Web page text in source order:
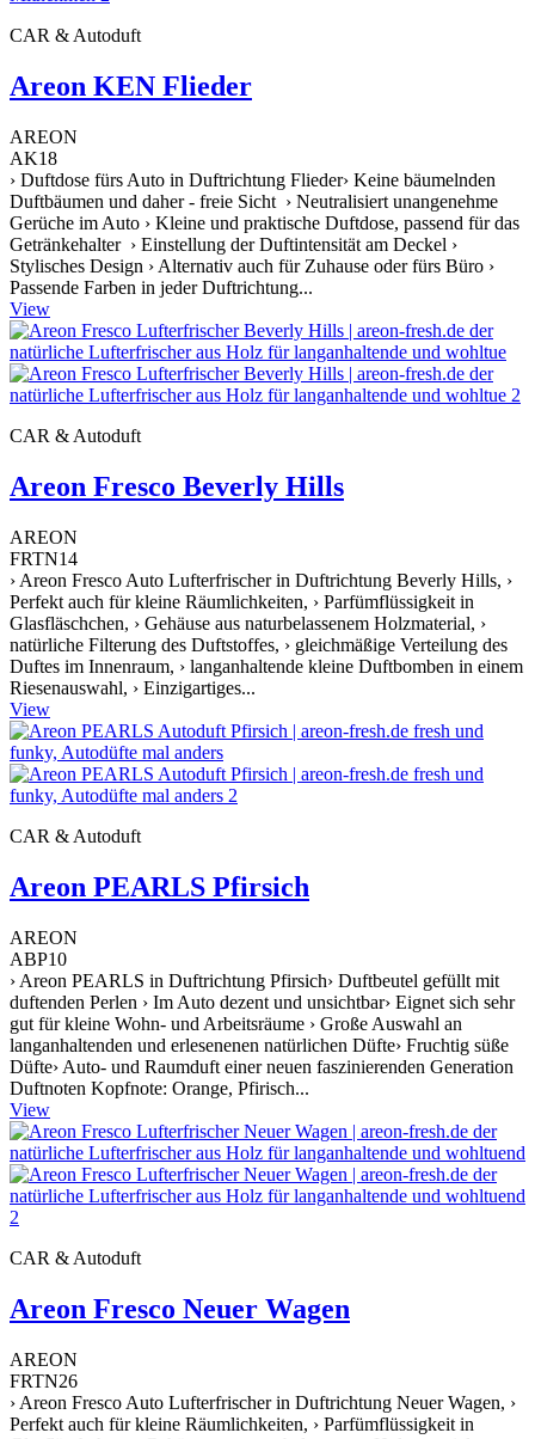
CAR & Autoduft
Areon KEN Flieder
AREON
AK18
› Duftdose fürs Auto in Duftrichtung Flieder› Keine bäumelnden
Duftbäumen und daher - freie Sicht › Neutralisiert unangenehme
Gerüche im Auto › Kleine und praktische Duftdose, passend für das
Getränkehalter › Einstellung der Duftintensität am Deckel ›
Stylisches Design › Alternativ auch für Zuhause oder fürs Büro ›
Passende Farben in jeder Duftrichtung...
View
CAR & Autoduft
Areon Fresco Beverly Hills
AREON
FRTN14
› Areon Fresco Auto Lufterfrischer in Duftrichtung Beverly Hills, ›
Perfekt auch für kleine Räumlichkeiten, › Parfümflüssigkeit in
Glasfläschchen, › Gehäuse aus naturbelassenem Holzmaterial, ›
natürliche Filterung des Duftstoffes, › gleichmäßige Verteilung des
Duftes im Innenraum, › langanhaltende kleine Duftbomben in einem
Riesenauswahl, › Einzigartiges...
View
CAR & Autoduft
Areon PEARLS Pfirsich
AREON
ABP10
› Areon PEARLS in Duftrichtung Pfirsich› Duftbeutel gefüllt mit
duftenden Perlen › Im Auto dezent und unsichtbar› Eignet sich sehr
gut für kleine Wohn- und Arbeitsräume › Große Auswahl an
langanhaltenden und erlesenenen natürlichen Düfte› Fruchtig süße
Düfte› Auto- und Raumduft einer neuen faszinierenden Generation
Duftnoten Kopfnote: Orange, Pfirisch...
View
CAR & Autoduft
Areon Fresco Neuer Wagen
AREON
FRTN26
› Areon Fresco Auto Lufterfrischer in Duftrichtung Neuer Wagen, ›
Perfekt auch für kleine Räumlichkeiten, › Parfümflüssigkeit in